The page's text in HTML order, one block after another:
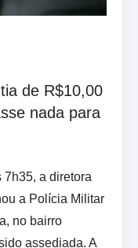
de R$10,00
nada para
7h35, a diretora
a Polícia Militar
no bairro
assediada. A